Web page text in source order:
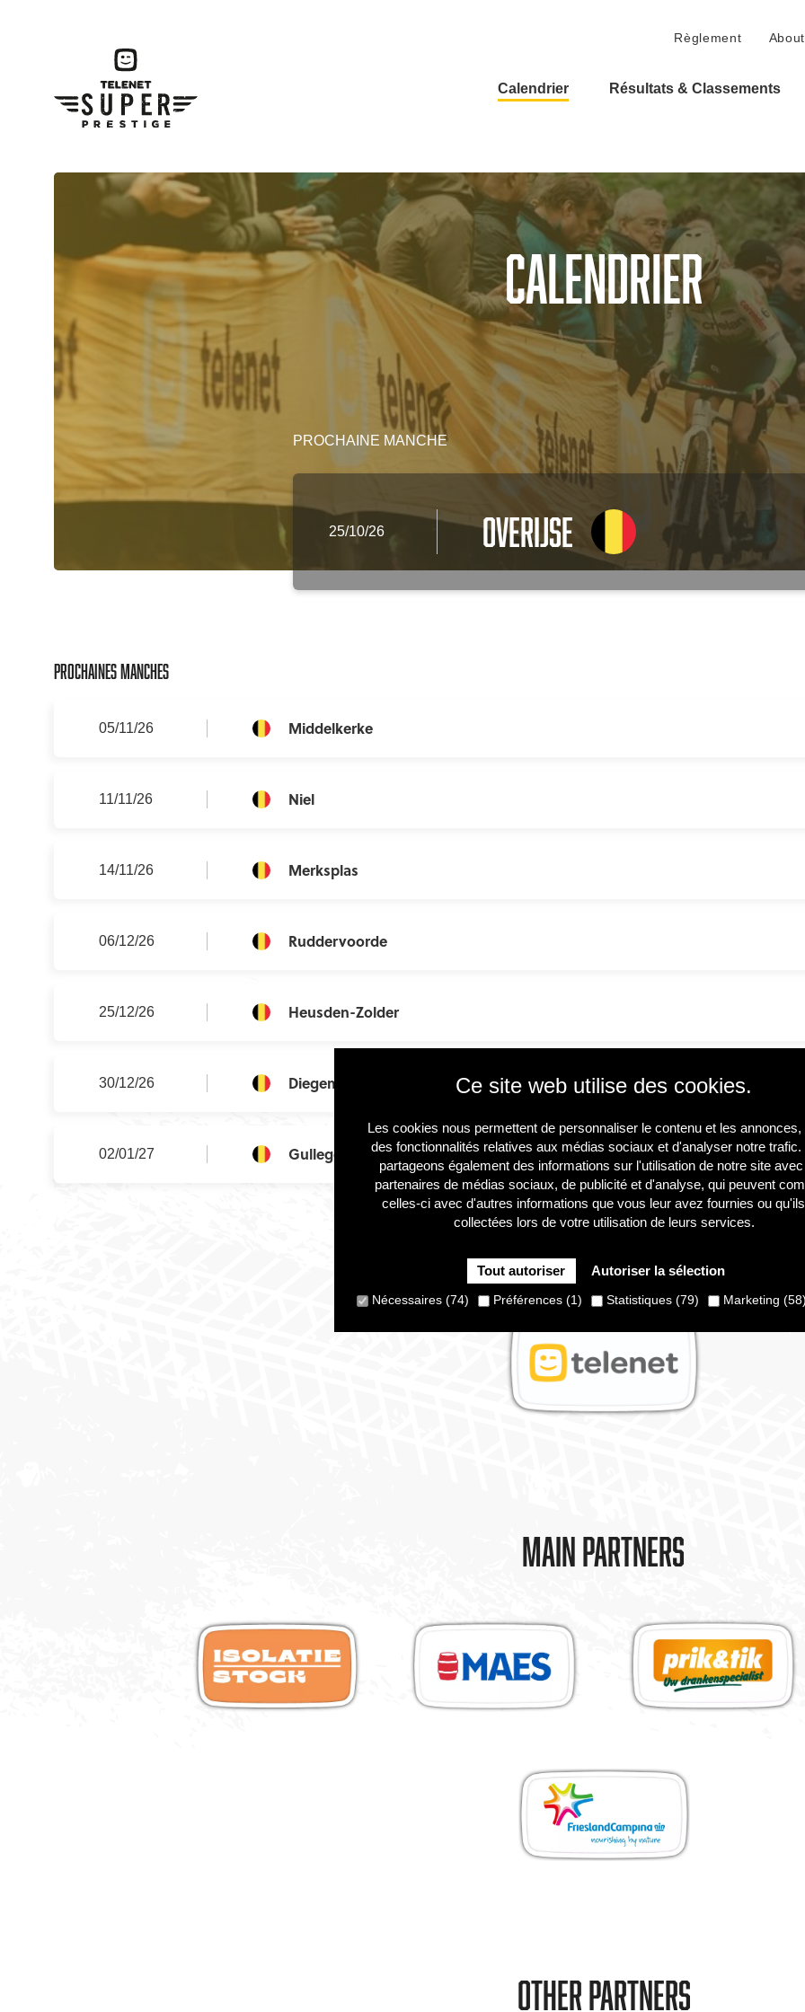
Ce site web utilise des cookies.
Les cookies nous permettent de personnaliser le contenu et les annonces,
des fonctionnalités relatives aux médias sociaux et d'analyser notre trafic.
partageons également des informations sur l'utilisation de notre site
partenaires de médias sociaux, de publicité et d'analyse, qui peuvent
celles-ci avec d'autres informations que vous leur avez fournies ou
collectées lors de votre utilisation de leurs services.
Tout autoriser Autoriser la sélection
Nécessaires (74) Préférences (1) Statistiques (79) Marketing
Règlement
Calendrier Résultats & Classements
Calendrier
PROCHAINE MANCHE
25/10/26 Overijse
Prochaines manches
05/11/26 Middelkerke
11/11/26 Niel
14/11/26 Merksplas
06/12/26 Ruddervoorde
25/12/26 Heusden-Zolder
30/12/26 Diegem
02/01/27 Gullegem
Main partners
Other partners